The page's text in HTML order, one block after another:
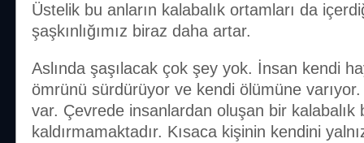
Üstelik bu anların kalabalık ortamları da
şaşkınlığımız biraz daha artar.
Aslında şaşılacak çok şey yok. İnsan kendi
ömrünü sürdürüyor ve kendi ölümüne
var. Çevrede insanlardan oluşan bir kalabalık
kaldırmamaktadır. Kısaca kişinin kendini